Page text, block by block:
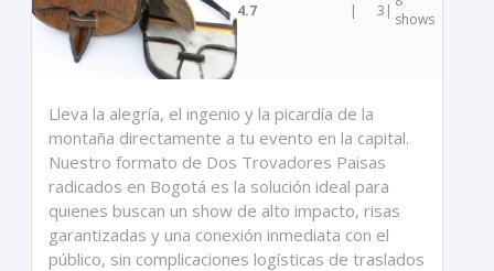
4.7 | 3 | shows
Lleva la alegría, el ingenio y la picardía de la
montaña directamente a tu evento en la capital.
Nuestro formato de Dos Trovadores Paisas
radicados en Bogotá es la solución ideal para
quienes buscan un show de alto impacto, risas
garantizadas y una conexión inmediata con el
público, sin complicaciones logísticas de traslados